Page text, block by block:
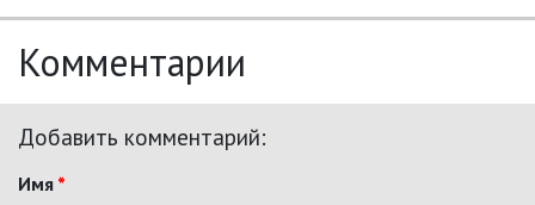
Комментарии
Добавить комментарий:
Имя *